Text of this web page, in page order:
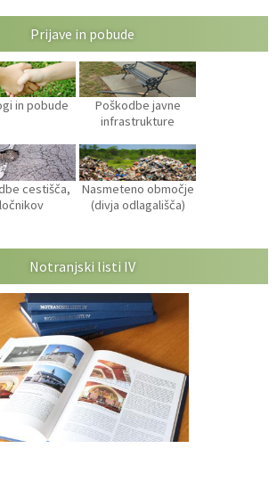
Prijave in pobude
in pobude
Poškodbe javne
infrastrukture
cestišča,
Nasmeteno območje
(divja odlagališča)
Notranjski listi IV